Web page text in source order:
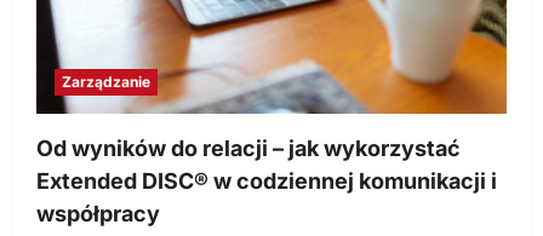
Zarządzanie
Od wyników do relacji – jak wykorzystać
Extended DISC® w codziennej komunikacji i
współpracy